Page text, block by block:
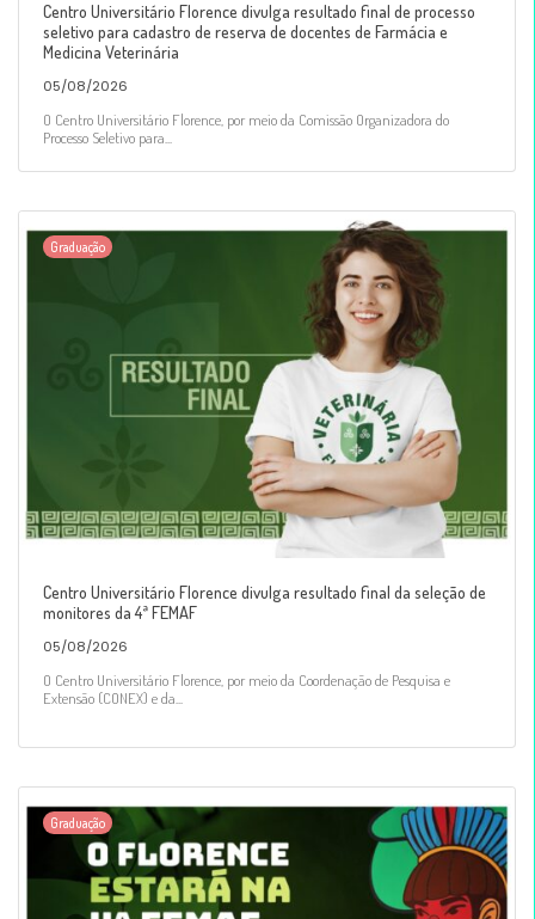
Centro Universitário Florence divulga resultado final de processo
seletivo para cadastro de reserva de docentes de Farmácia e
Medicina Veterinária
05/08/2026
O Centro Universitário Florence, por meio da Comissão Organizadora do
Processo Seletivo para...
Graduação
Centro Universitário Florence divulga resultado final da seleção de
monitores da 4ª FEMAF
05/08/2026
O Centro Universitário Florence, por meio da Coordenação de Pesquisa e
Extensão (CONEX) e da...
Graduação